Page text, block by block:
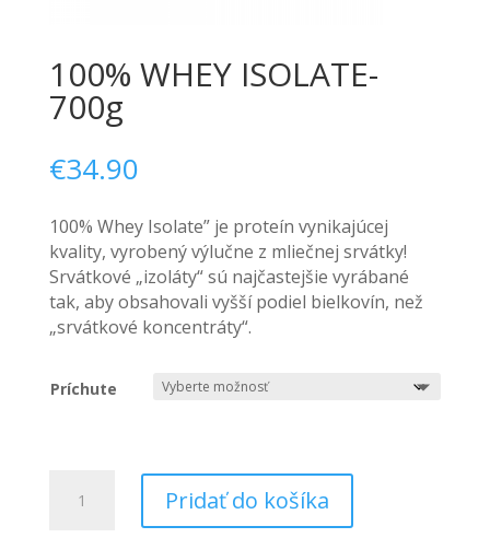
100% WHEY ISOLATE-
700g
€34.90
100% Whey Isolate” je proteín vynikajúcej
kvality, vyrobený výlučne z mliečnej srvátky!
Srvátkové „izoláty“ sú najčastejšie vyrábané
tak, aby obsahovali vyšší podiel bielkovín, než
„srvátkové koncentráty“.
Príchute
100%
Pridať do košíka